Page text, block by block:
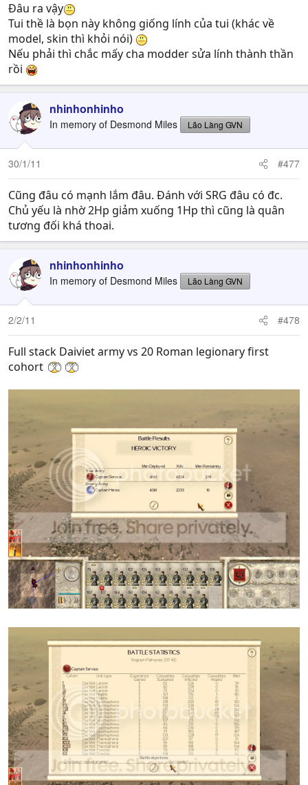
[/spoil]
Đâu ra vậy
Tui thề là bọn này không giống lính của tui (khác về
model, skin thì khỏi nói)
Nếu phải thì chắc mấy cha modder sửa lính thành thần
rồi
nhinhonhinho
In memory of Desmond Miles Lão Làng GVN
30/1/11 #477
Cũng đâu có mạnh lắm đâu. Đánh với SRG đâu có đc.
Chủ yếu là nhờ 2Hp giảm xuống 1Hp thì cũng là quân
tương đối khá thoai.
nhinhonhinho
In memory of Desmond Miles Lão Làng GVN
2/2/11 #478
Full stack Daiviet army vs 20 Roman legionary first
cohort